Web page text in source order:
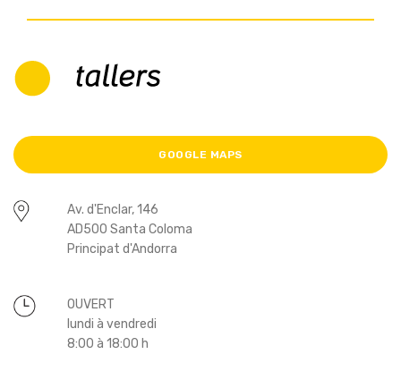
GOOGLE MAPS
Av. d'Enclar, 146
AD500 Santa Coloma
Principat d'Andorra
OUVERT
lundi à vendredi
8:00 à 18:00 h